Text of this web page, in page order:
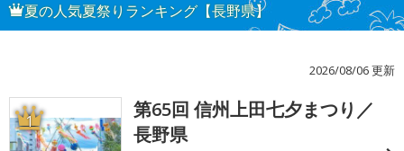
夏の人気夏祭りランキング【長野県】
2026/08/06 更新
1
第65回 信州上田七夕まつり／
長野県